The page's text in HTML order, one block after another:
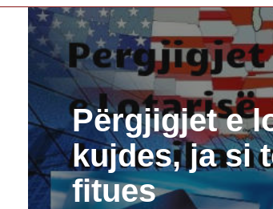
Përgjigjet e
kujdes, ja si
fitues